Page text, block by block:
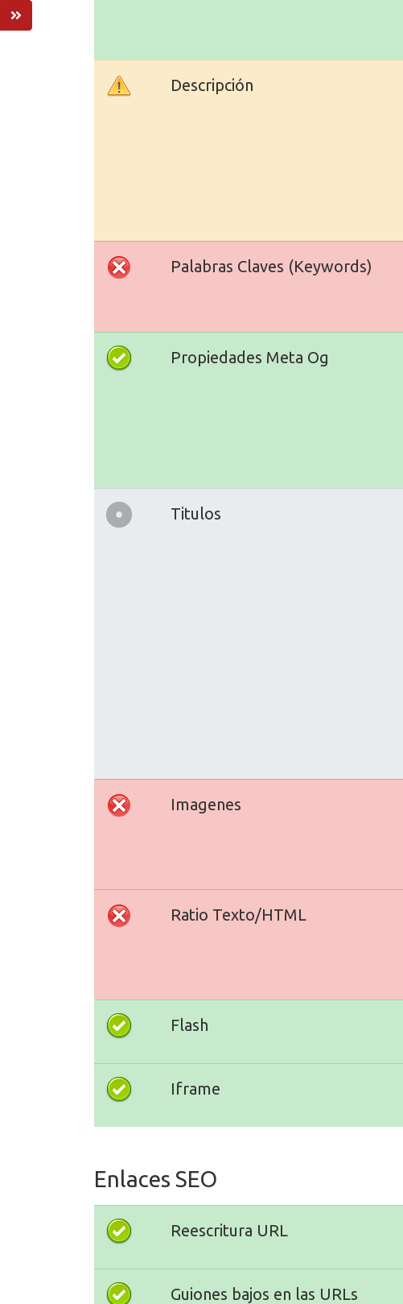
Descripción
Palabras Claves (Keywords)
Propiedades Meta Og
Titulos
Imagenes
Ratio Texto/HTML
Flash
Iframe
Enlaces SEO
Reescritura URL
Guiones bajos en las URLs